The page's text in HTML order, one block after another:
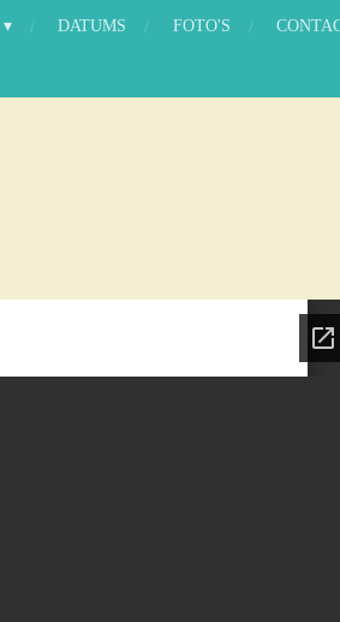
DATUMS FOTO'S